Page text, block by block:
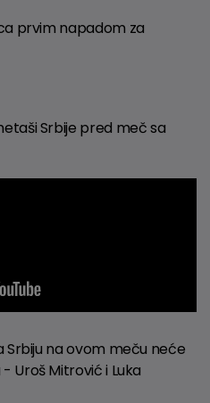
prvim napadom za
Srbije pred meč sa
Srbiju na ovom meču neće
Uroš Mitrović i Luka